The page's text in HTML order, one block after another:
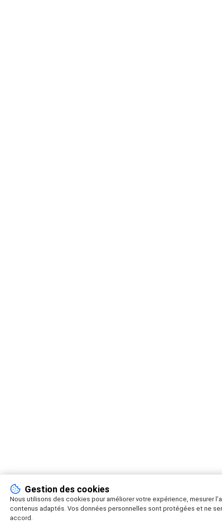
Gestion des cookies
Nous utilisons des cookies pour améliorer votre expérience, mesurer
contenus adaptés. Vos données personnelles sont protégées et ne
accord.